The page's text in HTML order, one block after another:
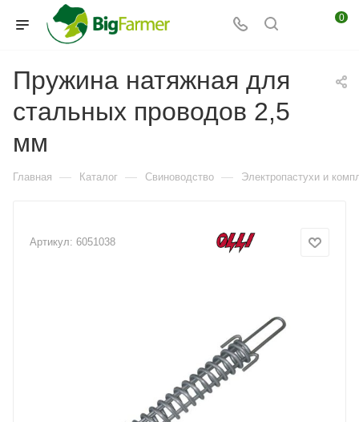
0
Пружина натяжная для
стальных проводов 2,5
мм
Главная — Каталог — Свиноводство — Электропастухи и
Артикул: 6051038